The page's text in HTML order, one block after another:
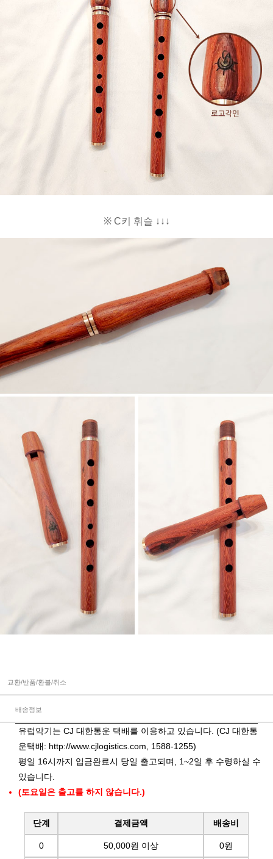
※ C키 휘슬 ↓↓↓
교환/반품/환불/취소
배송정보
유럽악기는 CJ 대한통운 택배를 이용하고 있습니다. (CJ 대한통
운택배: http://www.cjlogistics.com , 1588-1255)
평일 16시까지 입금완료시 당일 출고되며, 1~2일 후 수령하실 수
있습니다.
(토요일은 출고를 하지 않습니다.)
단계 결제금액 배송비
0 50,000원 이상 0원